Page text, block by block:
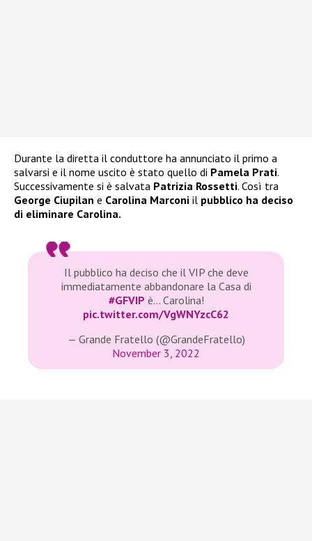
Durante la diretta il conduttore ha annunciato il primo a
salvarsi e il nome uscito è stato quello di Pamela Prati.
Successivamente si è salvata Patrizia Rossetti. Così tra
George Ciupilan e Carolina Marconi il pubblico ha deciso
di eliminare Carolina.
Il pubblico ha deciso che il VIP che deve
immediatamente abbandonare la Casa di
#GFVIP è… Carolina!
pic.twitter.com/VgWNYzcC62
— Grande Fratello (@GrandeFratello)
November 3, 2022